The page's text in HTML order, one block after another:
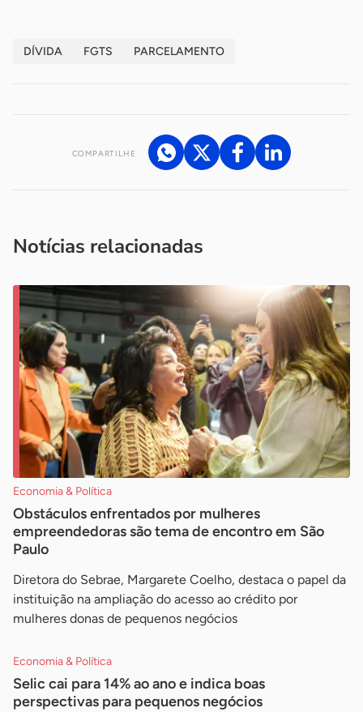
DÍVIDA FGTS PARCELAMENTO
COMPARTILHE
Notícias relacionadas
Economia & Política
Obstáculos enfrentados por mulheres
empreendedoras são tema de encontro em São
Paulo
Diretora do Sebrae, Margarete Coelho, destaca o papel da
instituição na ampliação do acesso ao crédito por
mulheres donas de pequenos negócios
Economia & Política
Selic cai para 14% ao ano e indica boas
perspectivas para pequenos negócios